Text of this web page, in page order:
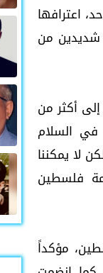
اعترافها
شديدين من
أكثر من
في السلام
لا يمكننا
فلسطين
مؤكداً